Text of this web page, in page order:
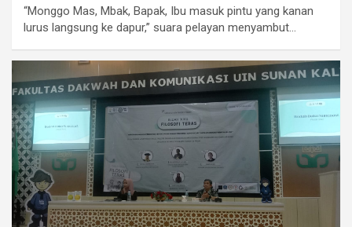
“Monggo Mas, Mbak, Bapak, Ibu masuk pintu yang kanan
lurus langsung ke dapur,” suara pelayan menyambut…